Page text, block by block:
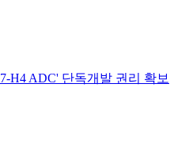
H4 ADC' 단독개발 권리 확보